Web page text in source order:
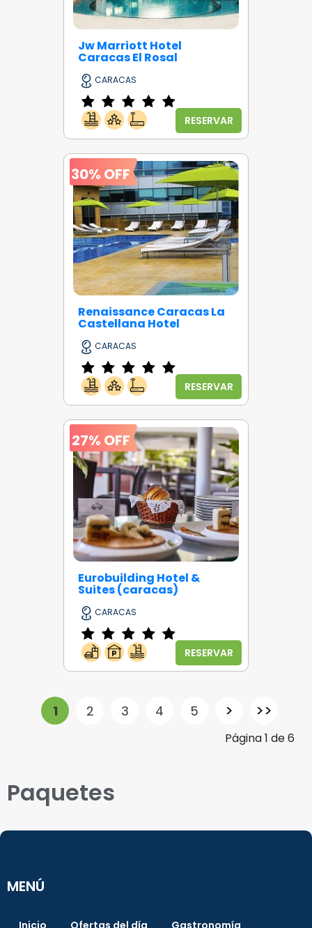
Jw Marriott Hotel
Caracas El Rosal
CARACAS
RESERVAR
30% OFF
Renaissance Caracas La
Castellana Hotel
CARACAS
RESERVAR
27% OFF
Eurobuilding Hotel &
Suites (caracas)
CARACAS
RESERVAR
1 2 3 4 5 > >>
Página1 de6
Paquetes
MENÚ
Inicio Ofertas del día Gastronomía